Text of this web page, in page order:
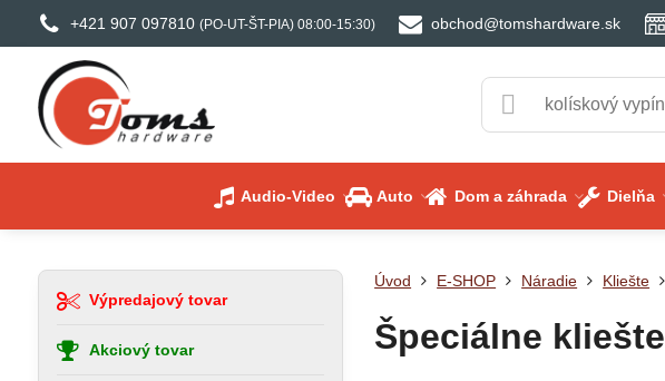
+421 907 097810 (PO-UT-ŠT-PIA) 08:00-15:30) obchod@tomshardware.sk
Audio-Video Auto Dom a záhrada Dielňa
Úvod E-SHOP Náradie Kliešte
Špeciálne kliešte
Výpredajový tovar
Akciový tovar